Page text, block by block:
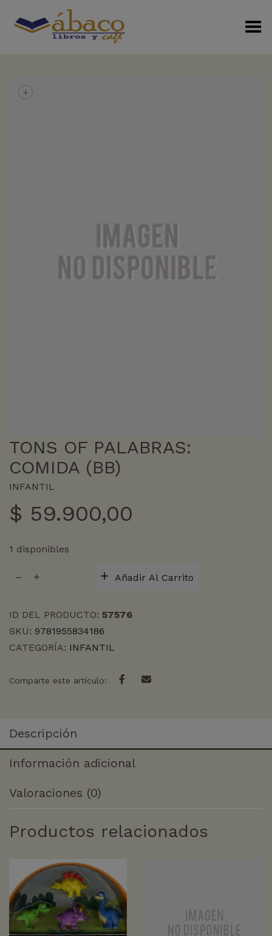
Menú Alterno
+
TONS OF PALABRAS:
COMIDA (BB)
INFANTIL
$ 59.900,00
1 disponibles
OF
(BB)
cantidad
Añadir Al Carrito
ID DEL PRODUCTO: 57576
SKU: 9781955834186
CATEGORÍA: INFANTIL
Comparte este artículo:
Descripción
Información adicional
Valoraciones (0)
Productos relacionados